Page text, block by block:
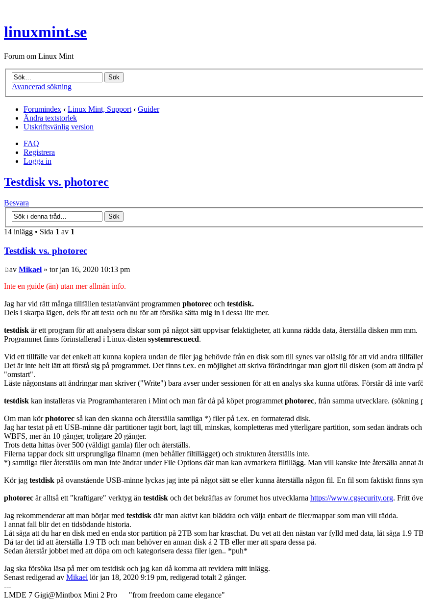
linuxmint.se
Forum om Linux Mint
Avancerad sökning
Forumindex ‹ Linux Mint, Support ‹ Guider
Ändra textstorlek
Utskriftsvänlig version
FAQ
Registrera
Logga in
Testdisk vs. photorec
Besvara
14 inlägg • Sida 1 av 1
Testdisk vs. photorec
av Mikael » tor jan 16, 2020 10:13 pm
Inte en guide (än) utan mer allmän info.
Jag har vid rätt många tillfällen testat/använt programmen photorec och testdisk.
Dels i skarpa lägen, dels för att testa och nu för att försöka sätta mig in i dessa lite mer.
testdisk är ett program för att analysera diskar som på något sätt uppvisar felaktigheter, att kunna rädda data, återställa disken mm mm.
Programmet finns förinstallerad i Linux-disten systemrescuecd.
Vid ett tillfälle var det enkelt att kunna kopiera undan de filer jag behövde från en disk som till synes var oläslig för att vid andra
Det är inte helt lätt att förstå sig på programmet. Det finns t.ex. en möjlighet att skriva förändringar man gjort till disken (som att ändra
"omstart".
Läste någonstans att ändringar man skriver ("Write") bara avser under sessionen för att en analys ska kunna utföras. Förstår då inte
testdisk kan installeras via Programhanteraren i Mint och man får då på köpet programmet photorec, från samma utvecklare. (sökning
Om man körphotorec så kan den skanna och återställa samtliga *) filer på t.ex. en formaterad disk.
Jag har testat på ett USB-minne där partitioner tagit bort, lagt till, minskas, kompletteras med ytterligare partition, som sedan ändrats
WBFS, mer än 10 gånger, troligare 20 gånger.
Trots detta hittas över 500 (väldigt gamla) filer och återställs.
Filerna tappar dock sitt ursprungliga filnamn (men behåller filtillägget) och strukturen återställs inte.
*) samtliga filer återställs om man inte ändrar under File Options där man kan avmarkera filtillägg. Man vill kanske inte återsälla annat
Kör jag testdisk på ovanstående USB-minne lyckas jag inte på något sätt se eller kunna återställa någon fil. En fil som faktiskt finns
photorec är alltså ett "kraftigare" verktyg än testdisk och det bekräftas av forumet hos utvecklarna https://www.cgsecurity.org. Fritt
Jag rekommenderar att man börjar med testdisk där man aktivt kan bläddra och välja enbart de filer/mappar som man vill rädda.
I annat fall blir det en tidsödande historia.
Låt säga att du har en disk med en enda stor partition på 2TB som har kraschat. Du vet att den nästan var fylld med data, låt säga 1.9
Då tar det tid att återställa 1.9 TB och man behöver en annan disk á 2 TB eller mer att spara dessa på.
Sedan återstår jobbet med att döpa om och kategorisera dessa filer igen.. *puh*
Jag ska försöka läsa på mer om testdisk och jag kan då komma att revidera mitt inlägg.
Senast redigerad av Mikael lör jan 18, 2020 9:19 pm, redigerad totalt 2 gånger.
---
LMDE 7 Gigi@Mintbox Mini 2 Pro "from freedom came elegance"